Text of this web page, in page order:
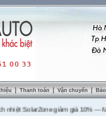
| Thanh toán | Vận chuyển |
SolarZone giảm giá 10%---Mua